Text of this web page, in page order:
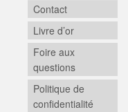
Contact
Livre d’or
Foire aux
questions
Politique de
confidentialité